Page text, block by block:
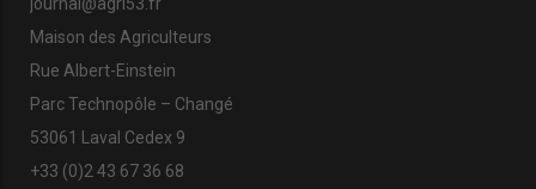
Maison des Agriculteurs
Rue Albert-Einstein
Parc Technopôle – Changé
53061 Laval Cedex 9
+33 (0)2 43 67 36 68